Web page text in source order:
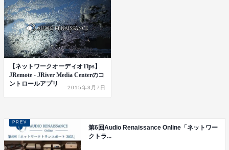
【ネットワークオーディオTips】
JRemote - JRiver Media Centerのコ
ントロールアプリ
2015年3月7日
第6回Audio Renaissance Online「ネットワー
クトラ...